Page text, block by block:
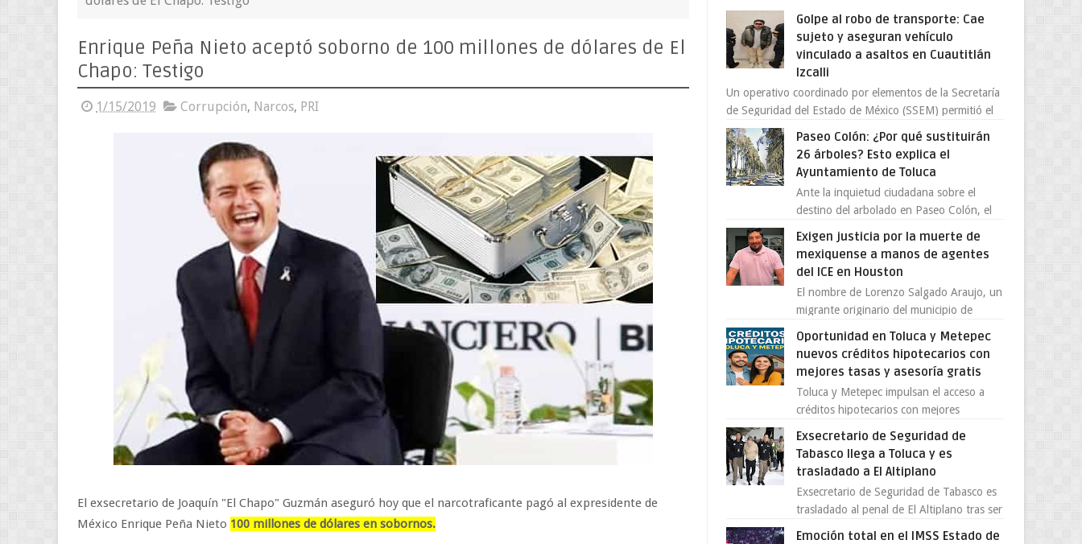
Enrique Peña Nieto aceptó soborno de 100 millones de dólares de El
Chapo: Testigo
1/15/2019 Corrupción, Narcos, PRI
El exsecretario de Joaquín "El Chapo" Guzmán aseguró hoy que el narcotraficante pagó al expresidente de
México Enrique Peña Nieto 100 millones de dólares en sobornos.
Golpe al robo de transporte: Cae
sujeto y aseguran vehículo
vinculado a asaltos en Cuautitlán
Izcalli
Un operativo coordinado por elementos de la Secretaría
de Seguridad del Estado de México (SSEM) permitió el
aseguramiento de un vehículo vin...
Paseo Colón: ¿Por qué sustituirán
26 árboles? Esto explica el
Ayuntamiento de Toluca
Ante la inquietud ciudadana sobre el
destino del arbolado en Paseo Colón, el
solo 26 ejemplares será...
Exigen justicia por la muerte de
mexiquense a manos de agentes
del ICE en Houston
El nombre de Lorenzo Salgado Araujo, un
migrante originario del municipio de
convertido en el centro de un...
Oportunidad en Toluca y Metepec
nuevos créditos hipotecarios con
mejores tasas y asesoría gratis
Toluca y Metepec impulsan el acceso a
créditos hipotecarios con mejores
emprendedores Con la creciente neces...
Exsecretario de Seguridad de
Tabasco llega a Toluca y es
trasladado a El Altiplano
Exsecretario de Seguridad de Tabasco es
trasladado al penal de El Altiplano tras ser
Emoción total en el IMSS Estado de